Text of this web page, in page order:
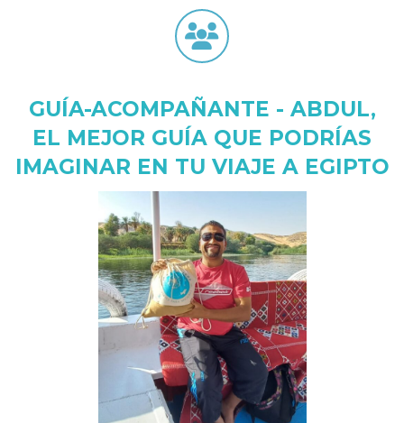
GUÍA-ACOMPAÑANTE - ABDUL,
EL MEJOR GUÍA QUE PODRÍAS
IMAGINAR EN TU VIAJE A EGIPTO